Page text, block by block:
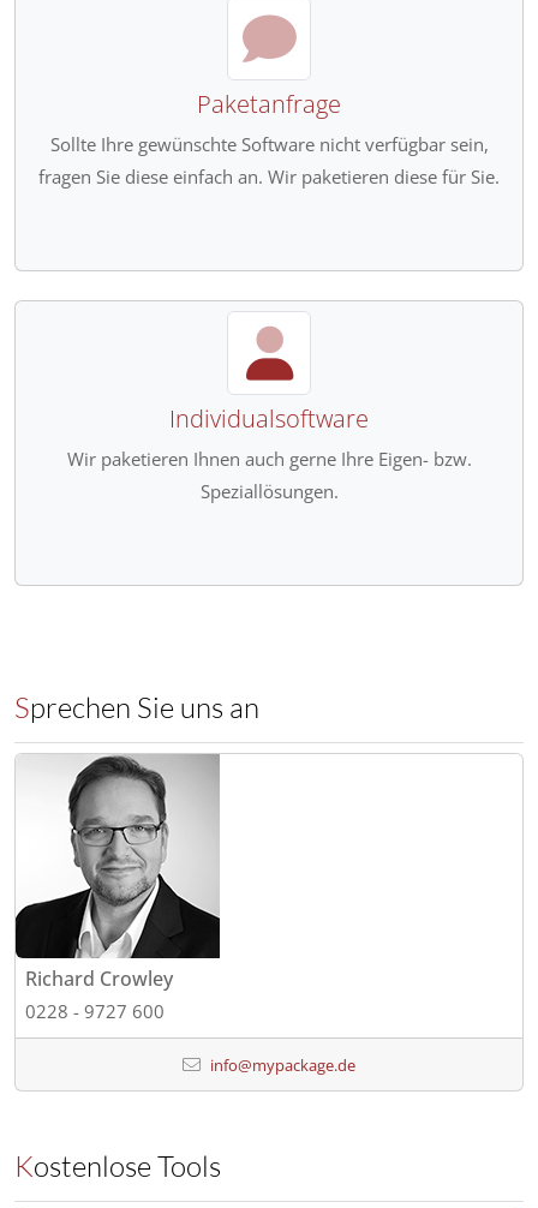
Paketanfrage
Sollte Ihre gewünschte Software nicht verfügbar sein,
fragen Sie diese einfach an. Wir paketieren diese für Sie.
Individualsoftware
Wir paketieren Ihnen auch gerne Ihre Eigen- bzw.
Speziallösungen.
Sprechen Sie uns an
Richard Crowley
0228 - 9727 600
info@mypackage.de
Kostenlose Tools